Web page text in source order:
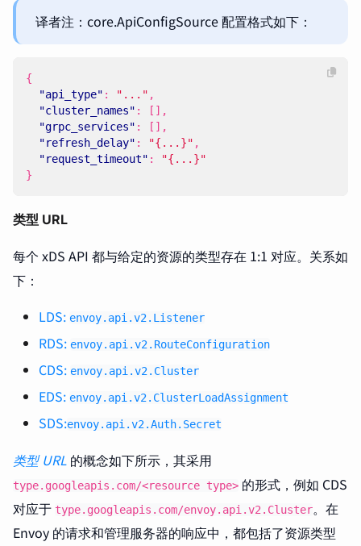
译者注：core.ApiConfigSource 配置格式如下：
{
"api_type" : "..." ,
"cluster_names" :
[],
"grpc_services" :
[],
"refresh_delay" : "{...}" ,
"request_timeout" :
"{...}"
}
类型 URL
每个 xDS API 都与给定的资源的类型存在 1:1 对应。关系如
下：
LDS: envoy.api.v2.Listener
RDS: envoy.api.v2.RouteConfiguration
CDS: envoy.api.v2.Cluster
EDS: envoy.api.v2.ClusterLoadAssignment
SDS:envoy.api.v2.Auth.Secret
类型 URL 的概念如下所示，其采用
type.googleapis.com/<resource type> 的形式，例如 CDS
对应于 type.googleapis.com/envoy.api.v2.Cluster。在
Envoy 的请求和管理服务器的响应中，都包括了资源类型